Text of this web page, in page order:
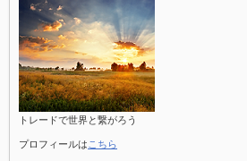
トレードで世界と繋がろう
プロフィールは こちら